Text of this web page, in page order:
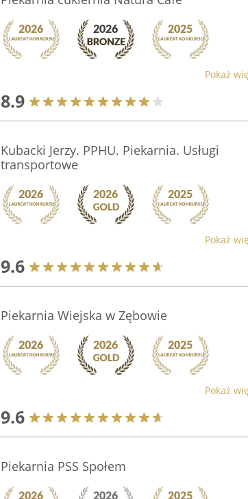
Pokaż
8.9
Kubacki Jerzy. PPHU. Piekarnia. Usługi
transportowe
Pokaż
9.6
Piekarnia Wiejska w Zębowie
Pokaż
9.6
Piekarnia PSS Społem